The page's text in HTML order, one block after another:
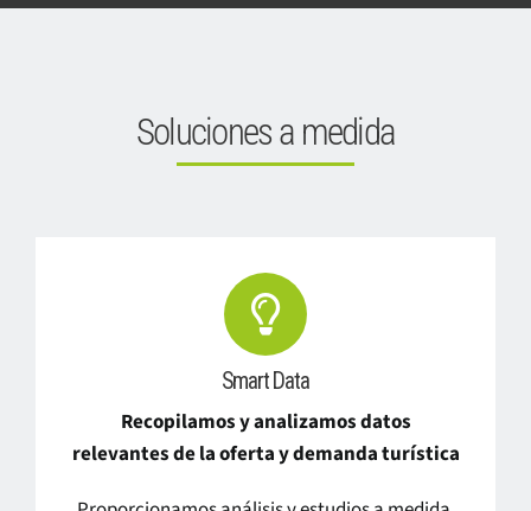
Soluciones a medida
Smart Data
Recopilamos y analizamos datos
relevantes de la oferta y demanda turística